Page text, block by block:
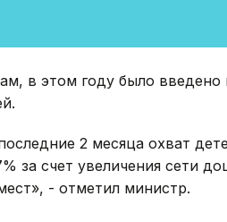
в этом году было
2 месяца охват
за счет увеличения сети
- отметил министр.